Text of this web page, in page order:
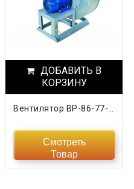
ДОБАВИТЬ В
КОРЗИНУ
Смотреть
Товар